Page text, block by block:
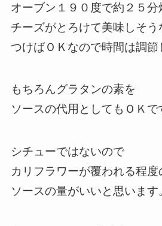
オーブン１９０度で約２５分
チーズがとろけて美味しそう
つけばＯＫなので時間は調節
もちろんグラタンの素を
ソースの代用としてもＯＫで
シチューではないので
カリフラワーが覆われる程度
ソースの量がいいと思います